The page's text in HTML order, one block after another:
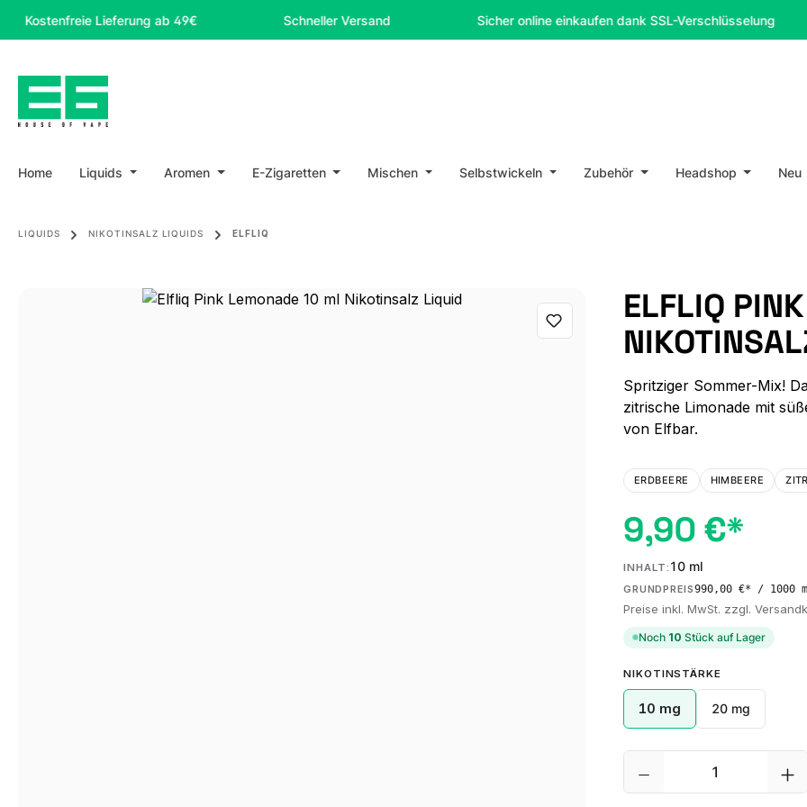
Hauptinhalt springen
Zur Suche springen
Zur Hauptnavigation springen
Lieferung ab 49€ Schneller Versand Sicher online einkaufen dank SSL-Verschlüsselung
Home Liquids Aromen E-Zigaretten Mischen Selbstwickeln Zubehör Headshop Neu
LIQUIDS NIKOTINSALZ LIQUIDS ELFLIQ
Bildergalerie überspringen
ELFLIQ
Spritziger Sommer-Mix!
zitrische Limonade mit
von Elfbar.
ERDBEERE HIMBEERE
9,90 €*
INHALT: 10 ml
GRUNDPREIS990,00 €* / 1000
Preise inkl. MwSt. zzgl.
Noch 10 Stück auf Lager
NIKOTINSTÄRKE
10 mg 20 mg
Produkt Anzahl: